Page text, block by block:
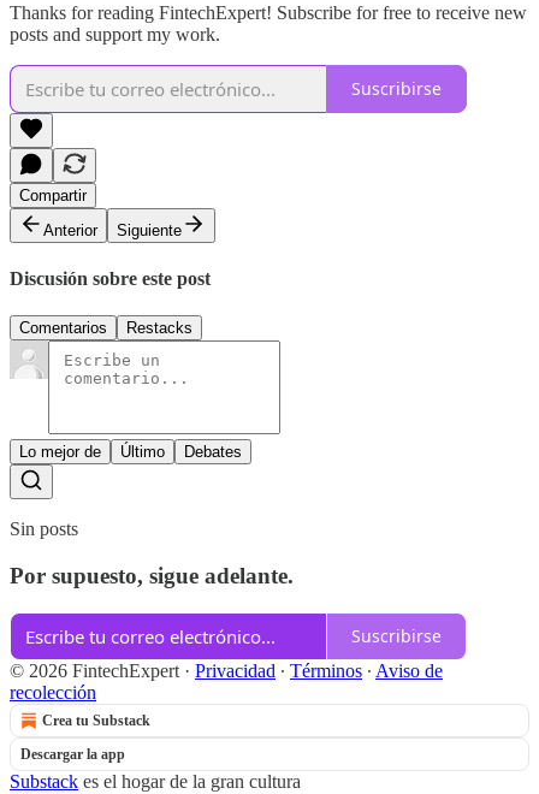
Thanks for reading FintechExpert! Subscribe for free to receive new
posts and support my work.
Suscribirse
Compartir
Anterior
Siguiente
Discusión sobre este post
Comentarios Restacks
Lo mejor de Último Debates
Sin posts
Por supuesto, sigue adelante.
Suscribirse
© 2026 FintechExpert · Privacidad ∙ Términos ∙ Aviso de
recolección
Crea tu Substack
Descargar la app
Substack es el hogar de la gran cultura